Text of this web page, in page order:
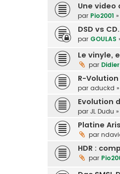
Une
par Pio2001 »
DSD vs
par GOULAS
Le vinyle,
par Didier
R-Volution
par aduckd »
Evolution
par JL Dudu »
Platine
par
HDR :
par